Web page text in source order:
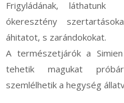
Frigyládának,
ókeresztény
áhitatot, s zarándokokat.
A természetjárók a
tehetik magukat
szemlélhetik a hegység